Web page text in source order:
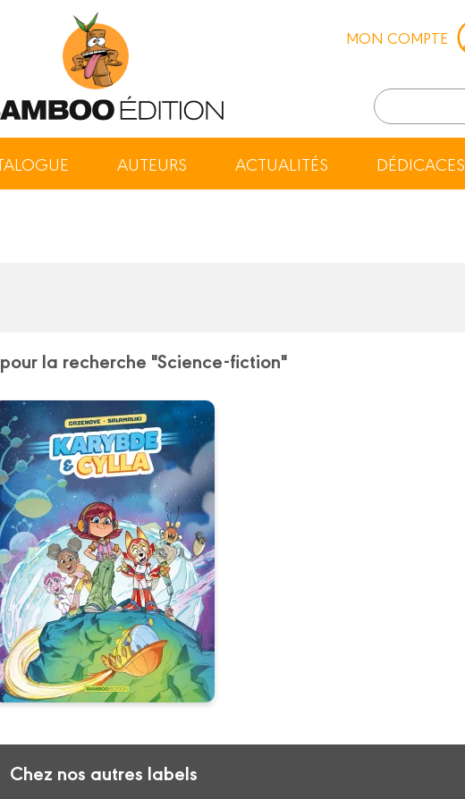
MON COMPTE
AUTEURS ACTUALITÉS DÉDICACES
la recherche "Science-fiction"
Karybde et Cylla
Tome 01
Date de parution :
25/02/2026
L’aventure a deux nouveaux
héros !
Chez nos autres labels